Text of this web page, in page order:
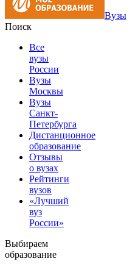
Вузы
Поиск
Все
вузы
России
Вузы
Москвы
Вузы
Санкт-
Петербурга
Дистанционное
образование
Отзывы
о вузах
Рейтинги
вузов
«Лучший
вуз
России»
Выбираем
образование